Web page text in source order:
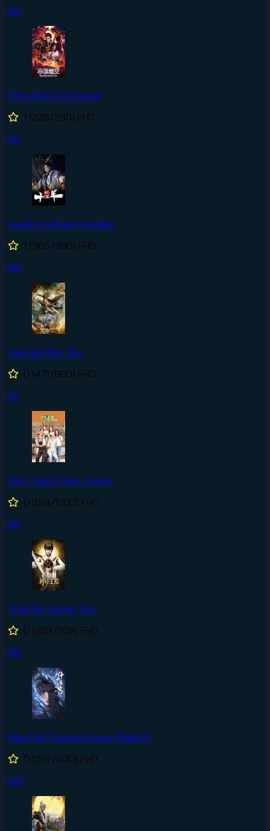
#4
Thôn Phệ Tinh Không
1 (235/280) FHD
#5
Luyện Khí Mười Vạn Năm
1 (365/380) FHD
#6
Vạn Giới Độc Tôn
0 (471/800) FHD
#7
Thử Thách Thần Tượng
0 (814/1000) FHD
#8
Thần Ấn Vương Tọa
0 (208/208) FHD
#9
Đấu Phá Thương Khung (Phần 5)
0 (207/500) FHD
#10